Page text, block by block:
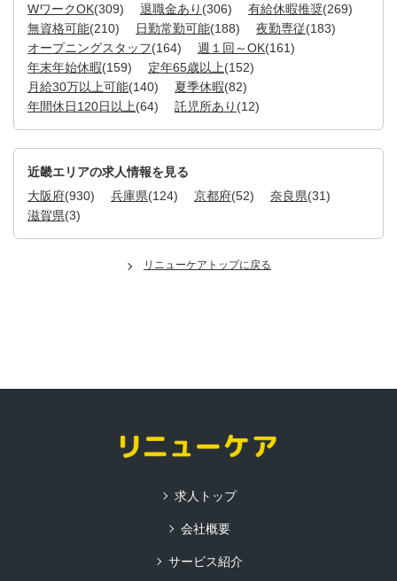
WワークOK(309) 退職金あり (306) 有給休暇推奨(269)
無資格可能(210) 日勤常勤可能(188) 夜勤専従(183)
オープニングスタッフ(164) 週１回～OK(161)
年末年始休暇(159) 定年65歳以上(152)
月給30万以上可能(140) 夏季休暇(82)
年間休日120日以上(64) 託児所あり (12)
近畿エリアの求人情報を見る
大阪府(930) 兵庫県(124) 京都府(52) 奈良県(31)
滋賀県(3)
リニューケアトップに戻る
求人トップ
会社概要
サービス紹介